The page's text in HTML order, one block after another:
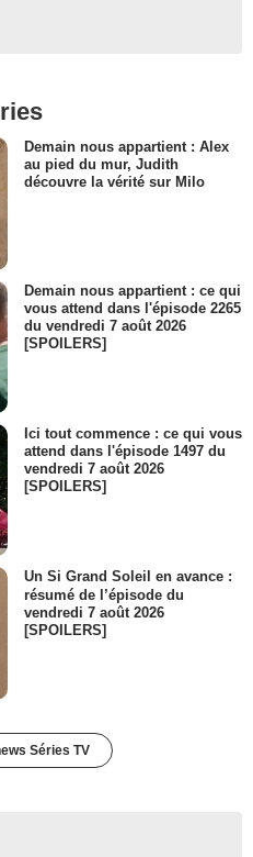
Demain nous appartient : Alex
au pied du mur, Judith
découvre la vérité sur Milo
Demain nous appartient : ce qui
vous attend dans l'épisode 2265
du vendredi 7 août 2026
[SPOILERS]
Ici tout commence : ce qui vous
attend dans l'épisode 1497 du
vendredi 7 août 2026
[SPOILERS]
Un Si Grand Soleil en avance :
résumé de l’épisode du
vendredi 7 août 2026
[SPOILERS]
Séries TV